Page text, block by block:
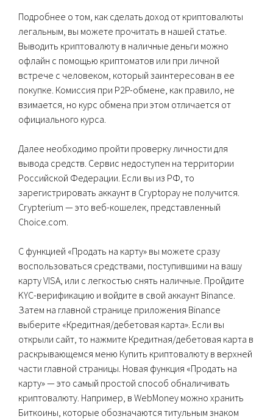
Подробнее о том, как сделать доход от криптовалюты
легальным, вы можете прочитать в нашей статье.
Выводить криптовалюту в наличные деньги можно
офлайн с помощью криптоматов или при личной
встрече с человеком, который заинтересован в ее
покупке. Комиссия при P2P-обмене, как правило, не
взимается, но курс обмена при этом отличается от
официального курса.
Далее необходимо пройти проверку личности для
вывода средств. Сервис недоступен на территории
Российской Федерации. Если вы из РФ, то
зарегистрировать аккаунт в Cryptopay не получится.
Crypterium — это веб-кошелек, представленный
Choice.com.
С функцией «Продать на карту» вы можете сразу
воспользоваться средствами, поступившими на вашу
карту VISA, или с легкостью снять наличные. Пройдите
KYC-верификацию и войдите в свой аккаунт Binance.
Затем на главной странице приложения Binance
выберите «Кредитная/дебетовая карта». Если вы
открыли сайт, то нажмите Кредитная/дебетовая карта в
раскрывающемся меню Купить криптовалюту в верхней
части главной страницы. Новая функция «Продать на
карту» — это самый простой способ обналичивать
криптовалюту. Например, в WebMoney можно хранить
Биткоины, которые обозначаются титульным знаком